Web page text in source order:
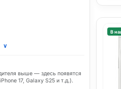
∨
выше — здесь появятся
17, Galaxy S25 и т.д.).
В